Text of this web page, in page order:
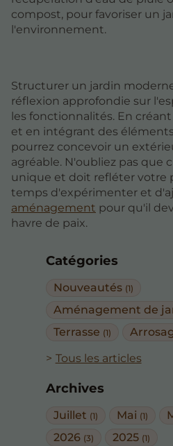
Catégories
Nouveautés (1)
Aménagement de
Terrasse (1)
Tous les articles
Archives
Juillet (1) Mai (1)
2026 (3) 2025 (1)
compost, pour favoriser un
l'environnement.
Structurer un jardin
réflexion approfondie sur
les fonctionnalités. En
et en intégrant des
pourrez concevoir un
agréable. N'oubliez pas que
unique et doit refléter votre
temps d'expérimenter et
aménagement pour qu'il
havre de paix.